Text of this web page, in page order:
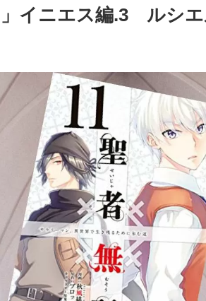
」イニエス編.3 ルシ